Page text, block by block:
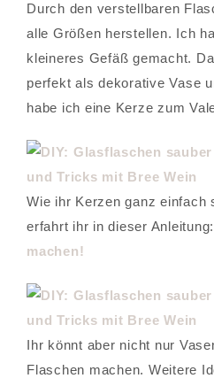
Durch den verstellbaren
alle Größen herstellen. Ich
kleineres Gefäß gemacht.
perfekt als dekorative Vase
habe ich eine Kerze zum
Wie ihr Kerzen ganz einfach
erfahrt ihr in dieser Anleitung:
machen!
Ihr könnt aber nicht nur
Flaschen machen. Weitere